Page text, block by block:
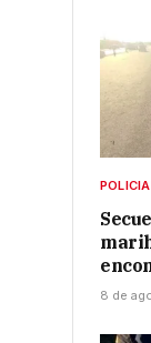
8 de